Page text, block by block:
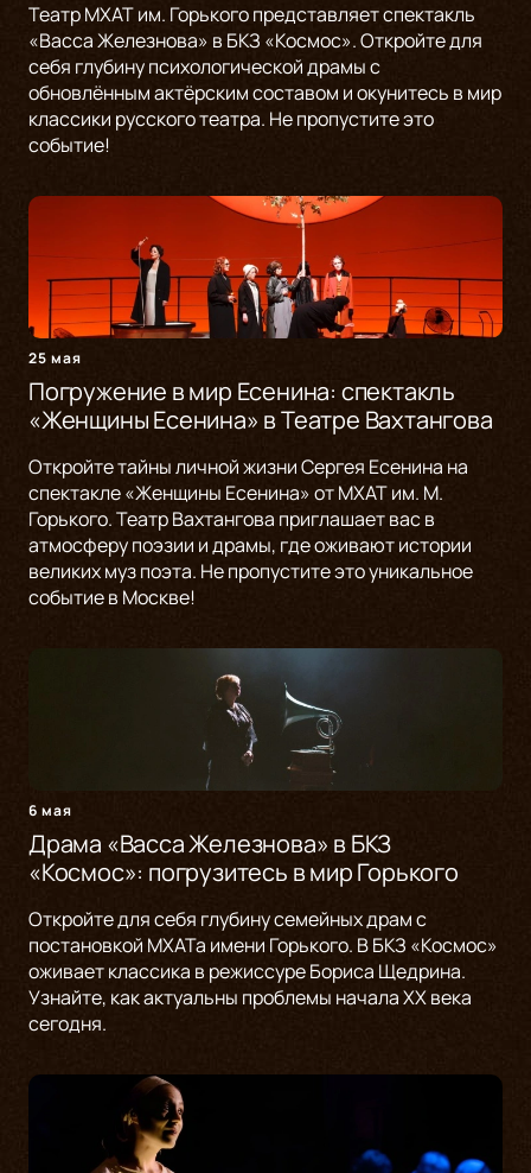
Театр МХАТ им. Горького представляет спектакль
«Васса Железнова» в БКЗ «Космос». Откройте для
себя глубину психологической драмы с
обновлённым актёрским составом и окунитесь в мир
классики русского театра. Не пропустите это
событие!
25 мая
Погружение в мир Есенина: спектакль
«Женщины Есенина» в Театре Вахтангова
Откройте тайны личной жизни Сергея Есенина на
спектакле «Женщины Есенина» от МХАТ им. М.
Горького. Театр Вахтангова приглашает вас в
атмосферу поэзии и драмы, где оживают истории
великих муз поэта. Не пропустите это уникальное
событие в Москве!
6 мая
Драма «Васса Железнова» в БКЗ
«Космос»: погрузитесь в мир Горького
Откройте для себя глубину семейных драм с
постановкой МХАТа имени Горького. В БКЗ «Космос»
оживает классика в режиссуре Бориса Щедрина.
Узнайте, как актуальны проблемы начала XX века
сегодня.